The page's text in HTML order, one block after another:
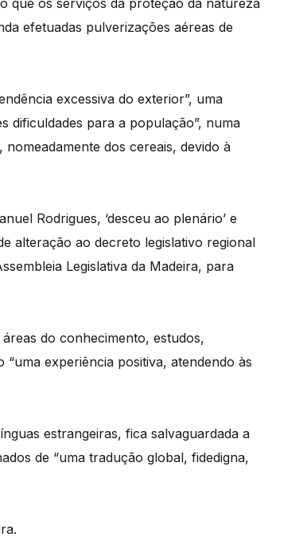
efetuadas pulverizações aéreas de
excessiva do exterior”, uma
dificuldades para a população”, numa
dos cereais, devido à
Rodrigues, ‘desceu ao plenário’ e
alteração ao decreto legislativo regional
Legislativa da Madeira, para
do conhecimento, estudos,
experiência positiva, atendendo às
estrangeiras, fica salvaguardada a
de “uma tradução global, fidedigna,